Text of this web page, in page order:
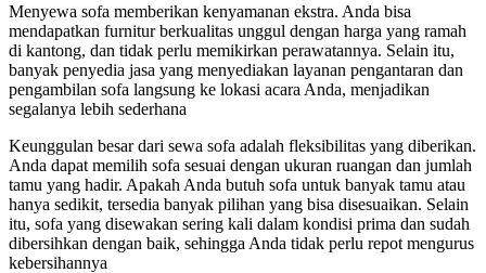
Menyewa sofa memberikan kenyamanan ekstra. Anda bisa
mendapatkan furnitur berkualitas unggul dengan harga yang ramah
di kantong, dan tidak perlu memikirkan perawatannya. Selain itu,
banyak penyedia jasa yang menyediakan layanan pengantaran dan
pengambilan sofa langsung ke lokasi acara Anda, menjadikan
segalanya lebih sederhana
Keunggulan besar dari sewa sofa adalah fleksibilitas yang diberikan.
Anda dapat memilih sofa sesuai dengan ukuran ruangan dan jumlah
tamu yang hadir. Apakah Anda butuh sofa untuk banyak tamu atau
hanya sedikit, tersedia banyak pilihan yang bisa disesuaikan. Selain
itu, sofa yang disewakan sering kali dalam kondisi prima dan sudah
dibersihkan dengan baik, sehingga Anda tidak perlu repot mengurus
kebersihannya